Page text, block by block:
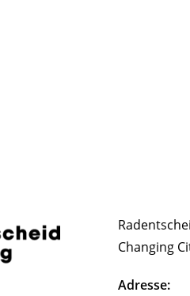
Changing
Adresse: